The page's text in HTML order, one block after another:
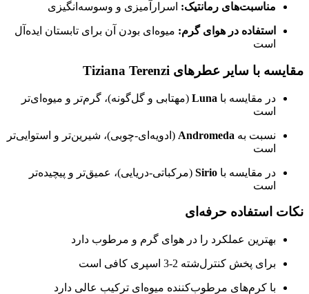
مناسبت‌های رمانتیک: اسرارآمیزی و وسوسه‌انگیزی
استفاده در هوای گرم: میوه‌ای بودن آن برای تابستان ایده‌آل
است
مقایسه با سایر عطرهای Tiziana Terenzi
در مقایسه با Luna (مهتابی و گل‌گونه)، گرم‌تر و میوه‌ای‌تر
است
نسبت به Andromeda (ادویه‌ای-چوبی)، شیرین‌تر و استوایی‌تر
است
در مقایسه با Sirio (مرکباتی-دریایی)، عمیق‌تر و پیچیده‌تر
است
نکات استفاده حرفه‌ای
بهترین عملکرد را در هوای گرم و مرطوب دارد
برای پخش کنترل‌شته 2-3 اسپری کافی است
با کرم‌های مرطوب‌کننده میوه‌ای ترکیب عالی دارد